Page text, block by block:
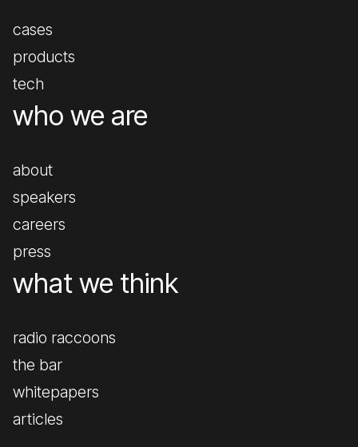
cases
products
tech
who we are
about
speakers
careers
press
what we think
radio raccoons
the bar
whitepapers
articles